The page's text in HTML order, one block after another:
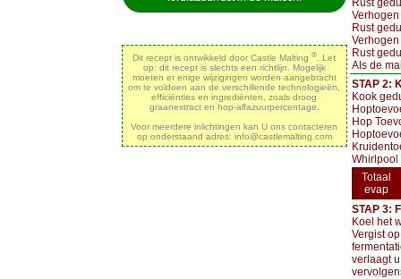
Dit recept is ontwikkeld door Castle Malting ®. Let
op: dit recept is slechts een richtlijn. Mogelijk
moeten er enige wijzigingen worden aangebracht
om te voldoen aan de verschillende technologieën,
efficiënties en ingrediënten, zoals droog
graanextract en hop-alfazuurpercentage.
Voor meerdere inlichtingen kan U ons contacteren
op onderstaand adres: info@castlemalting.com
Rust
Verhogen
Rust
Verhogen
Rust
Als de
STAP 2:
Kook
Hop
Whirlpool
Totaal
evap
STAP 3:
Koel het
Vergist
verlaagt